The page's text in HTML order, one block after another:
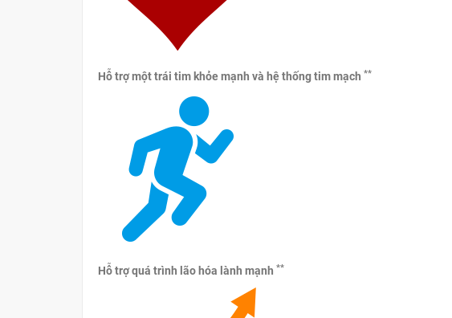
Hỗ trợ một trái tim khỏe mạnh và hệ thống tim mạch **
Hỗ trợ quá trình lão hóa lành mạnh **